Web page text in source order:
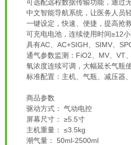
可选配远程数据传输功能，通过
中文智能导航系统，让医务人员
一键设定，快速、便捷，提高抢
可充电电池，连续使用时间≥12小
具有AC、AC+SIGH、SIMV、
通气参数监测：FiO2、MV、VT
氧浓度连续可调，大幅延长气瓶
标准配置：主机、气瓶、减压器
商品参数
驱动方式： 气动电控
屏幕尺寸： ≥5.5寸
主机重量： ≤3.5kg
潮气量： 50ml-2500ml